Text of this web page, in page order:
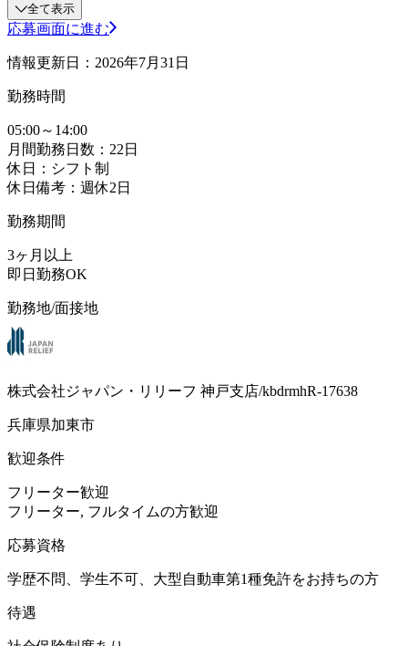
全て表示
応募画面に進む
情報更新日：2026年7月31日
勤務時間
05:00～14:00
月間勤務日数：22日
休日：シフト制
休日備考：週休2日
勤務期間
3ヶ月以上
即日勤務OK
勤務地/面接地
株式会社ジャパン・リリーフ 神戸支店/kbdrmhR-17638
兵庫県加東市
歓迎条件
フリーター歓迎
フリーター, フルタイムの方歓迎
応募資格
学歴不問、学生不可、大型自動車第1種免許をお持ちの方
待遇